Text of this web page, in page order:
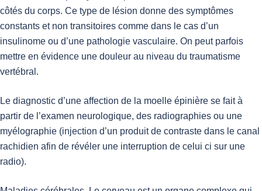
côtés du corps. Ce type de lésion donne des symptômes
constants et non transitoires comme dans le cas d’un
insulinome ou d’une pathologie vasculaire. On peut parfois
mettre en évidence une douleur au niveau du traumatisme
vertébral.
Le diagnostic d’une affection de la moelle épinière se fait à
partir de l’examen neurologique, des radiographies ou une
myélographie (injection d’un produit de contraste dans le canal
rachidien afin de révéler une interruption de celui ci sur une
radio).